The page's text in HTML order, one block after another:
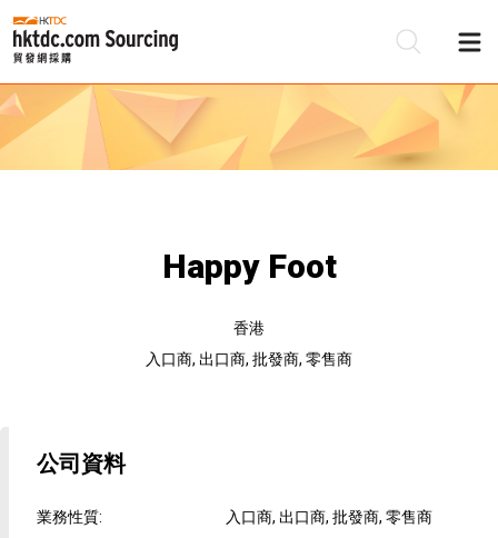
Happy Foot
香港
入口商, 出口商, 批發商, 零售商
公司資料
業務性質:
入口商, 出口商, 批發商, 零售商